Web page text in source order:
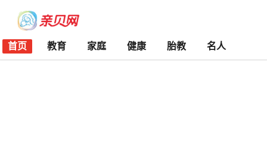
首页 教育 家庭 健康 胎教 名人